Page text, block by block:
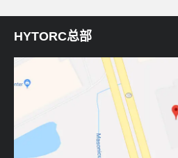
HYTORC总部